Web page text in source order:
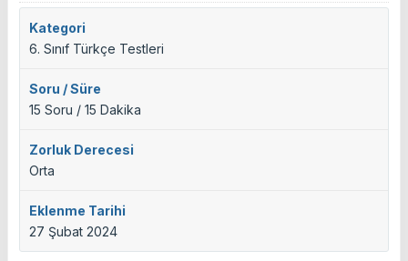
Kategori
6. Sınıf Türkçe Testleri
Soru / Süre
15 Soru / 15 Dakika
Zorluk Derecesi
Orta
Eklenme Tarihi
27 Şubat 2024